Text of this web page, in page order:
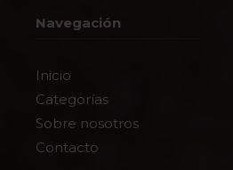
Navegación
Inicio
Categorías
Sobre nosotros
Contacto